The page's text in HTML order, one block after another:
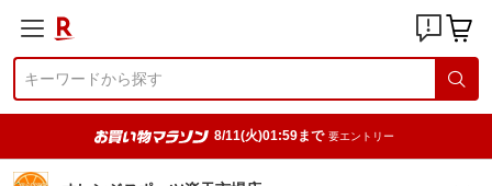
8/11(火)01:59まで 要エントリー